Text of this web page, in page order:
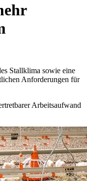
Stallklima sowie eine
Anforderungen für
Arbeitsaufwand